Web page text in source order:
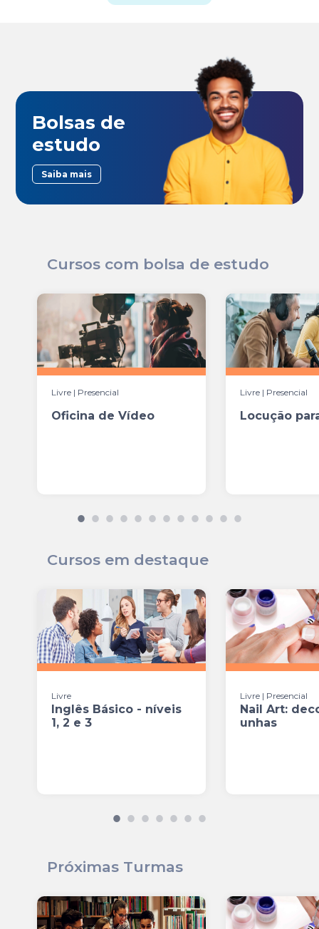
Bolsas de
estudo
Saiba mais
Cursos com bolsa de estudo
Livre | Presencial
Oficina de Vídeo
Livre | Presencial
Locução
Cursos em destaque
Livre
Inglês Básico - níveis
1, 2 e 3
Livre | Presencial
Nail Art:
unhas
Próximas Turmas